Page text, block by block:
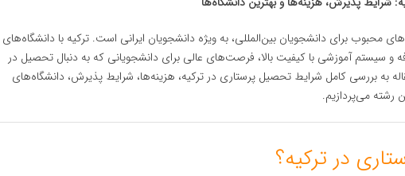
محبوب برای دانشجویان بین‌المللی، به ویژه دانشجویان ایرانی است. ترکیه با دانشگاه‌های
و سیستم آموزشی با کیفیت بالا، فرصت‌های عالی برای دانشجویانی که به دنبال تحصیل در
به بررسی کامل شرایط تحصیل پرستاری در ترکیه، هزینه‌ها، شرایط پذیرش، دانشگاه‌های
رشته می‌پردازیم.